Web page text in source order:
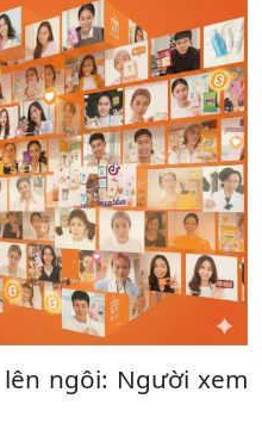
ngôi: Người xem